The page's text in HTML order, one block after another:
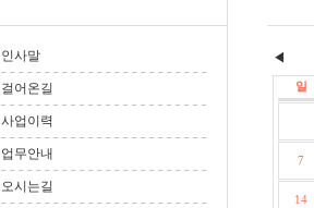
인사말
걸어온길
사업이력
업무안내
오시는길
◀
일
7
14